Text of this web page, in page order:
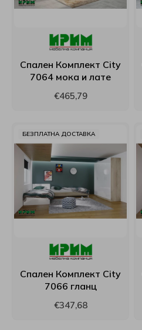
Спален Комплект City
7064 мока и лате
€465,79
БЕЗПЛАТНА ДОСТАВКА
Спален Комплект City
7066 гланц
€347,68
Екомебел
Интерматрак
Ирим
Латекс
Мебели Димов
Мебели Камбо
Мебели Креатив